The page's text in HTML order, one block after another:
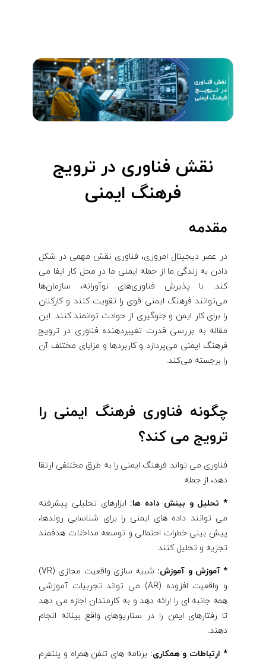
نقش فناوری در ترویج
فرهنگ ایمنی
مقدمه
در عصر دیجیتال امروزی، فناوری نقش مهمی در شکل
دادن به زندگی ما از جمله ایمنی ما در محل کار ایفا می
کند. با پذیرش فناوری‌های نوآورانه، سازمان‌ها
می‌توانند فرهنگ ایمنی قوی را تقویت کنند و کارکنان
را برای کار ایمن و جلوگیری از حوادث توانمند کنند. این
مقاله به بررسی قدرت تغییردهنده فناوری در ترویج
فرهنگ ایمنی می‌پردازد و کاربردها و مزایای مختلف آن
را برجسته می‌کند.
چگونه فناوری فرهنگ ایمنی را
ترویج می کند؟
فناوری می تواند فرهنگ ایمنی را به طرق مختلفی ارتقا
دهد، از جمله:
* تحلیل و بینش داده ها: ابزارهای تحلیلی پیشرفته
می توانند داده های ایمنی را برای شناسایی روندها،
پیش بینی خطرات احتمالی و توسعه مداخلات هدفمند
تجزیه و تحلیل کنند.
* آموزش و آموزش:
شبیه سازی واقعیت مجازی (VR)
و واقعیت افزوده (AR) می تواند تجربیات آموزشی
همه جانبه ای را ارائه دهد و به کارمندان اجازه می دهد
تا رفتارهای ایمن را در سناریوهای واقع بینانه انجام
دهند.
* ارتباطات و همکاری: برنامه های تلفن همراه و پلتفرم